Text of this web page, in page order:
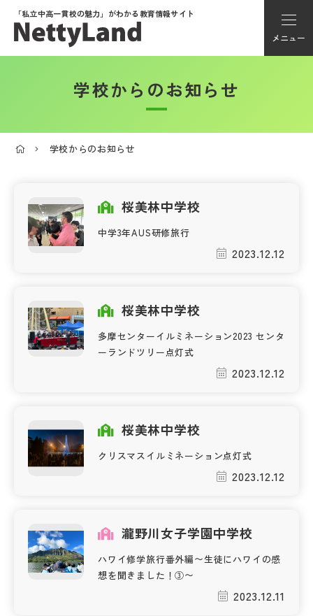
「私立中高一貫校の魅力」がわかる教育情報サイト
メニュー
アカウント登録
学校選び
学校動画
帰国生受験情報
学校からのお知らせ
特集
学校からのお知らせ
学校からのお知らせ
桜美林中学校
中学3年AUS研修旅行
2023.12.12
桜美林中学校
多摩センターイルミネーション2023 センタ
ーランドツリー点灯式
2023.12.12
桜美林中学校
クリスマスイルミネーション点灯式
2023.12.12
瀧野川女子学園中学校
ハワイ修学旅行番外編〜生徒にハワイの感
想を聞きました！③〜
2023.12.11